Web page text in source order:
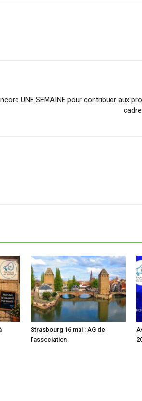
UNE SEMAINE pour contribuer aux
Strasbourg 16 mai : AG de
l’association